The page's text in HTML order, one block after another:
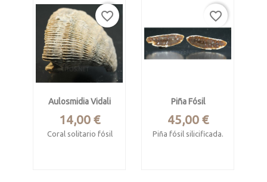
Aulosmidia Vidali
Precio
14,00 €
Coral solitario fósil
favorite_border
Piña Fósil
Precio
45,00 €
Piña fósil silicificada.
favorite_border